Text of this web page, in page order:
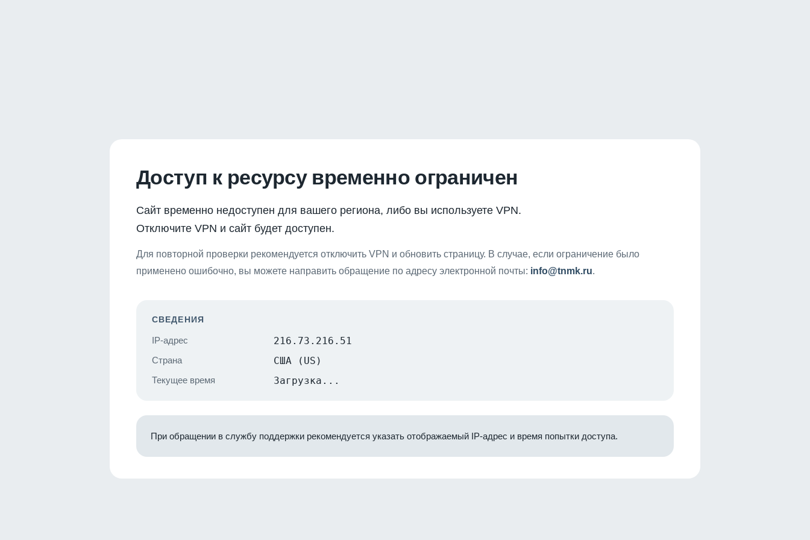
Доступ к ресурсу временно ограничен
Сайт временно недоступен для вашего региона, либо вы используете VPN.
Отключите VPN и сайт будет доступен.
Для повторной проверки рекомендуется отключить VPN и обновить страницу. В случае, если ограничение было
применено ошибочно, вы можете направить обращение по адресу электронной почты: info@tnmk.ru.
СВЕДЕНИЯ
IP-адрес 216.73.216.51
Страна США (US)
Текущее время Загрузка...
При обращении в службу поддержки рекомендуется указать отображаемый IP-адрес и время попытки доступа.